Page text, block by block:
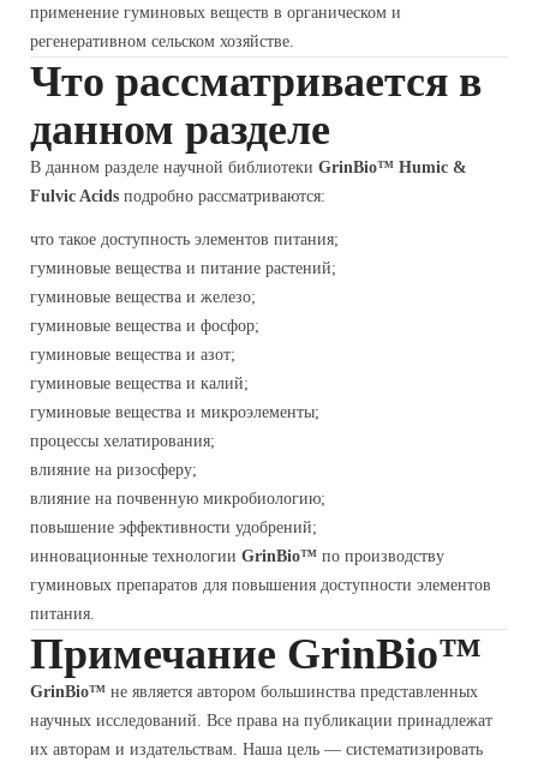
применение гуминовых веществ в органическом и
регенеративном сельском хозяйстве.
Что рассматривается в
данном разделе
В данном разделе научной библиотеки GrinBio™ Humic &
Fulvic Acids подробно рассматриваются:
что такое доступность элементов питания;
гуминовые вещества и питание растений;
гуминовые вещества и железо;
гуминовые вещества и фосфор;
гуминовые вещества и азот;
гуминовые вещества и калий;
гуминовые вещества и микроэлементы;
процессы хелатирования;
влияние на ризосферу;
влияние на почвенную микробиологию;
повышение эффективности удобрений;
инновационные технологии GrinBio™ по производству
гуминовых препаратов для повышения доступности элементов
питания.
Примечание GrinBio™
GrinBio™ не является автором большинства представленных
научных исследований. Все права на публикации принадлежат
их авторам и издательствам. Наша цель — систематизировать